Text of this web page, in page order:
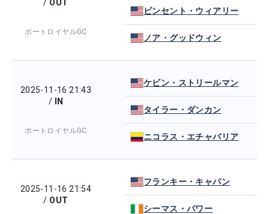
/ OUT
ポートロイヤルGC
ビンセント・ウィアリー
ノア・グッドウィン
2025-11-16 21:43
/
IN
ポートロイヤルGC
ケビン・ストリールマン
タイラー・ダンカン
ニコラス・エチャバリア
2025-11-16 21:54
/ OUT
フランキー・キャパン
シーマス・パワー